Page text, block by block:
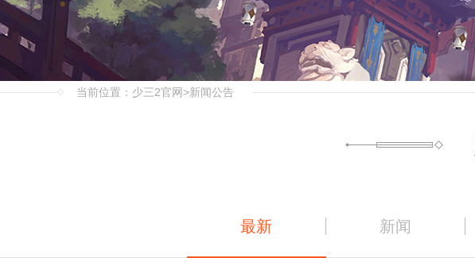
当前位置： 少三2官网>新闻公告
最新 新闻